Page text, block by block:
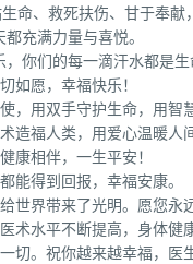
命、救死扶伤、甘于奉献
充满力量与喜悦。
你们的每一滴汗水都是生
如愿，幸福快乐！
，用双手守护生命，用智
造福人类，用爱心温暖人
康相伴，一生平安！
能得到回报，幸福安康。
世界带来了光明。愿您永
术水平不断提高，身体健
切。祝你越来越幸福，医生